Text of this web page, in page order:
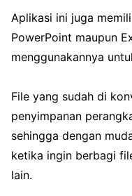
Aplikasi ini juga
PowerPoint maupun
menggunakannya
File yang sudah di
penyimpanan
sehingga dengan
ketika ingin berbagi
lain.